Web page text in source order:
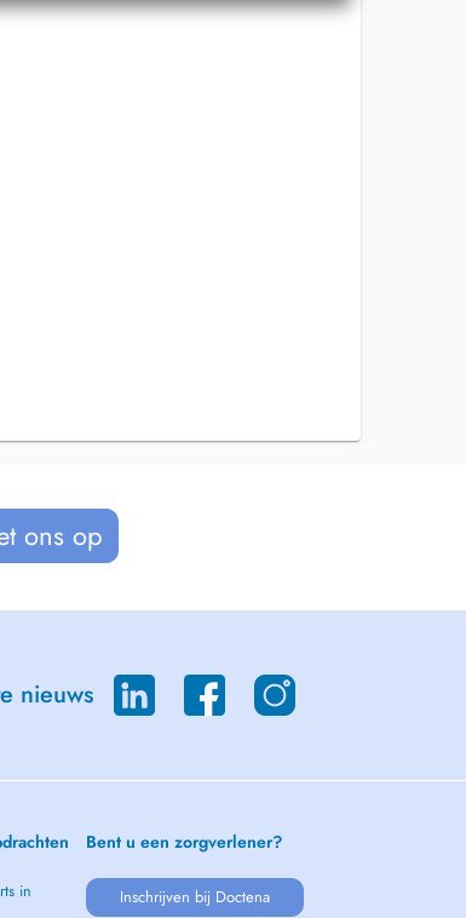
ons op
nieuws
in
Bent u een zorgverlener?
Inschrijven bij Doctena